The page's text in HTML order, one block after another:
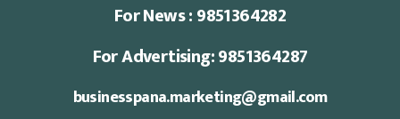
For News : 9851364282
For Advertising: 9851364287
businesspana.marketing@gmail.com